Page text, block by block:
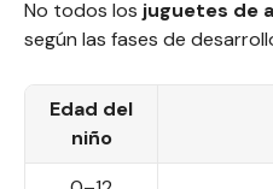
No todos los juguetes de
según las fases de
Edad del
niño